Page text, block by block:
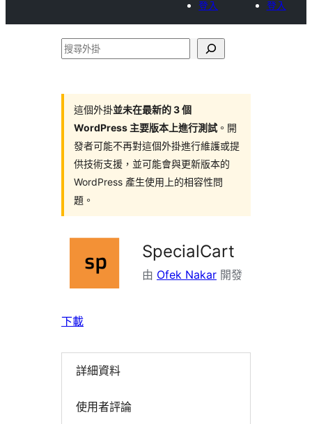
登入
登入
搜
這個外掛並未在最新的 3 個
WordPress 主要版本上進行測試 。開
發者可能不再對這個外掛進行維護或提
供技術支援，並可能會與更新版本的
WordPress 產生使用上的相容性問
題。
SpecialCart
由 Ofek Nakar 開發
下載
詳細資料
使用者評論